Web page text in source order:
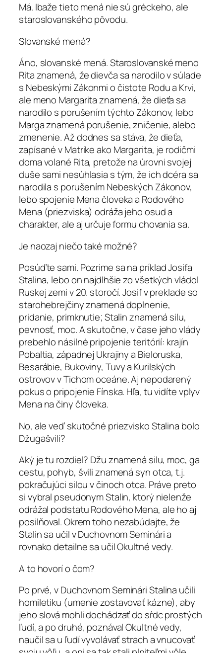
Má. Ibaže tieto mená nie sú gréckeho, ale
staroslovanského pôvodu.
Slovanské mená?
Áno, slovanské mená. Staroslovanské meno
Rita znamená, že dievča sa narodilo v súlade
s Nebeskými Zákonmi o čistote Rodu a Krvi,
ale meno Margarita znamená, že dieťa sa
narodilo s porušením týchto Zákonov, lebo
Marga znamená porušenie, zničenie, alebo
zmenenie. Až dodnes sa stáva, že dieťa,
zapísané v Matrike ako Margarita, je rodičmi
doma volané Rita, pretože na úrovni svojej
duše sami nesúhlasia s tým, že ich dcéra sa
narodila s porušením Nebeských Zákonov,
lebo spojenie Mena človeka a Rodového
Mena (priezviska) odráža jeho osud a
charakter, ale aj určuje formu chovania sa.
Je naozaj niečo také možné?
Posúďte sami. Pozrime sa na príklad Josifa
Stalina, lebo on najdlhšie zo všetkých vládol
Ruskej zemi v 20. storočí. Josif v preklade so
starohebrejčiny znamená doplnenie,
pridanie, primknutie; Stalin znamená silu,
pevnosť, moc. A skutočne, v čase jeho vlády
prebehlo násilné pripojenie teritórií: krajín
Pobaltia, západnej Ukrajiny a Bieloruska,
Besarábie, Bukoviny, Tuvy a Kurilských
ostrovov v Tichom oceáne. Aj nepodarený
pokus o pripojenie Fínska. Hľa, tu vidíte vplyv
Mena na činy človeka.
No, ale veď skutočné priezvisko Stalina bolo
Džugašvili?
Aký je tu rozdiel? Džu znamená silu, moc, ga
cestu, pohyb, švili znamená syn otca, t.j.
pokračujúci silou v činoch otca. Práve preto
si vybral pseudonym Stalin, ktorý nielenže
odrážal podstatu Rodového Mena, ale ho aj
posilňoval. Okrem toho nezabúdajte, že
Stalin sa učil v Duchovnom Seminári a
rovnako detailne sa učil Okultné vedy.
A to hovorí o čom?
Po prvé, v Duchovnom Seminári Stalina učili
homiletiku (umenie zostavovať kázne), aby
jeho slová mohli dochádzať do sŕdc prostých
ľudí, a po druhé, poznával Okultné vedy,
naučil sa u ľudí vyvolávať strach a vnucovať